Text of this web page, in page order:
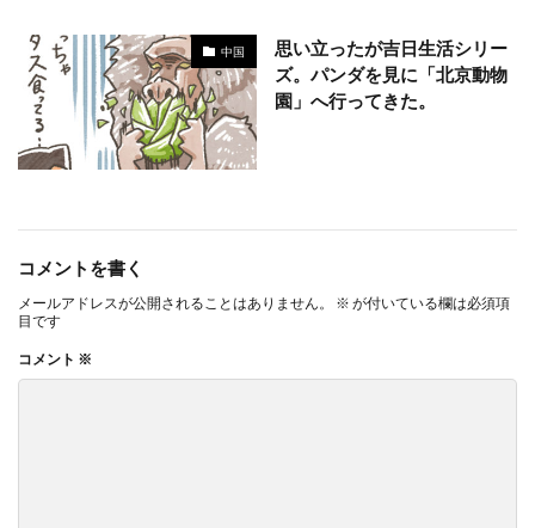
中国
思い立ったが吉日生活シリー
ズ。パンダを見に「北京動物
園」へ行ってきた。
コメントを書く
メールアドレスが公開されることはありません。 ※ が付いている欄は必須項
目です
コメント ※